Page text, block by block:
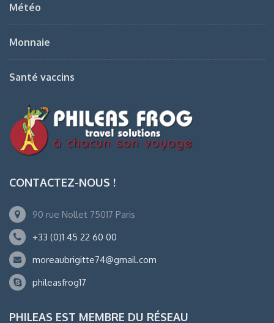
Météo
Monnaie
Santé vaccins
CONTACTEZ-NOUS !
90 rue Nollet 75017 Paris
+33 (0)1 45 22 60 00
moreaubrigitte74@gmail.com
phileasfrog17
PHILEAS EST MEMBRE DU RÉSEAU